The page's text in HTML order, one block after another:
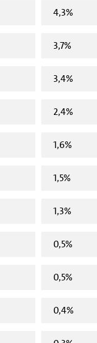
4,3%
3,7%
3,4%
2,4%
1,6%
1,5%
1,3%
0,5%
0,5%
0,4%